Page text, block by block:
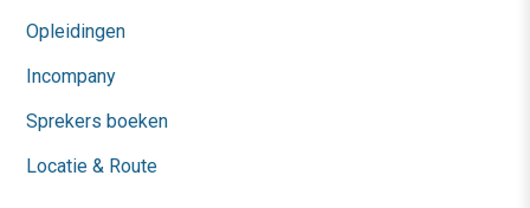
Opleidingen
Incompany
Sprekers boeken
Locatie & Route